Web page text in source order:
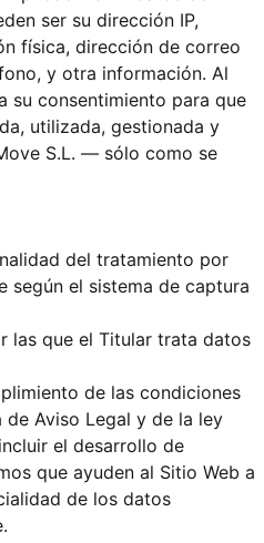
ser su dirección IP,
física, dirección de correo
y otra información. Al
su consentimiento para que
utilizada, gestionada y
S.L. — sólo como se
del tratamiento por
según el sistema de captura
las que el Titular trata datos
de las condiciones
de Aviso Legal y de la ley
el desarrollo de
que ayuden al Sitio Web a
de los datos